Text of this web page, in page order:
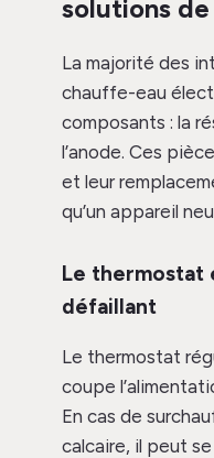
solutions
La majorité des
chauffe-eau
composants : la
l’anode. Ces
et leur
qu’un appareil
Le thermostat
défaillant
Le thermostat
coupe
En cas de
calcaire, il peut